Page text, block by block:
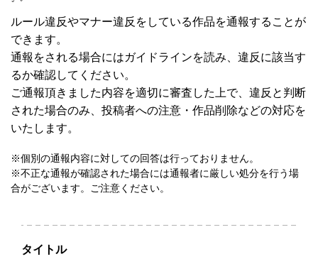
ルール違反やマナー違反をしている作品を通報することが
できます。
通報をされる場合にはガイドラインを読み、違反に該当す
るか確認してください。
ご通報頂きました内容を適切に審査した上で、違反と判断
された場合のみ、投稿者への注意・作品削除などの対応を
いたします。
※個別の通報内容に対しての回答は行っておりません。
※不正な通報が確認された場合には通報者に厳しい処分を行う場
合がございます。ご注意ください。
タイトル